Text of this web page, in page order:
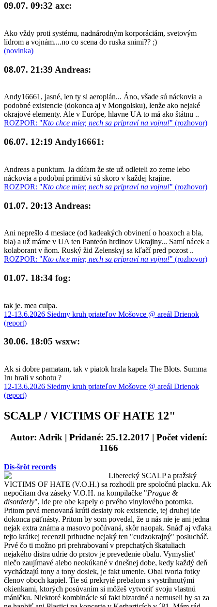
09.07. 09:32 axc:
Ako vždy proti systému, nadnárodným korporáciám, svetovým
lídrom a vojnám....no co scena do ruska snimi?? ;)
(novinka)
08.07. 21:39 Andreas:
Andy16661, jasné, len ty si aeroplán... Áno, všade sú náckovia a
podobné existencie (dokonca aj v Mongolsku), lenže ako nejaké
okrajové elementy. Ale v Európe, hlavne UA to má ako štátnu ..
ROZPOR: "Kto chce mier, nech sa pripraví na vojnu!" (rozhovor)
06.07. 12:19 Andy16661:
Andreas a punktum. Ja dúfam že ste už odleteli zo zeme lebo
náckovia a podobní primitívi sú skoro v každej krajine.
ROZPOR: "Kto chce mier, nech sa pripraví na vojnu!" (rozhovor)
01.07. 20:13 Andreas:
Ani neprešlo 4 mesiace (od kadeakých obvinení o hoaxoch a bla,
bla) a už máme v UA ten Panteón hrdinov Ukrajiny... Samí nácek a
kolaborant v ňom. Ruský žid Zelenskyj sa kľačí pred pozost ..
ROZPOR: "Kto chce mier, nech sa pripraví na vojnu!" (rozhovor)
01.07. 18:34 fog:
tak je. mea culpa.
12-13.6.2026 Siedmy kruh priateľov Mošovce @ areál Drienok
(report)
30.06. 18:05 wsxw:
Ak si dobre pamatam, tak v piatok hrala kapela The Blots. Summa
Iru hrali v sobotu ?
12-13.6.2026 Siedmy kruh priateľov Mošovce @ areál Drienok
(report)
SCALP / VICTIMS OF HATE 12"
Autor: Adrik | Pridané: 25.12.2017 | Počet videní:
1166
Dis-šröt records
Liberecký SCALP a pražský
VICTIMS OF HATE (V.O.H.) sa rozhodli pre spoločnú placku. Ak
nepočítam dva záseky V.O.H. na kompilačke "Prague &
disorderly", ide pre obe kapely o prvého vinylového potomka.
Pritom prvá menovaná krúti desiaty rok existencie, tej druhej ide
dokonca päťnásty. Pritom by som povedal, že u nás nie je ani jedna
nejak extra známa a masovo počúvaná, skôr naopak. Snáď aj vďaka
tejto krátkej recenzii pribudne nejaký ten "cudzokrajný" poslucháč.
Prvé čo ti možno pri prehrabovaní v prepchatých škatuliach
nejakého distra udrie do prstov je prevedenie obalu. Vymyslieť
niečo zaujímavé alebo neokúkané v dnešnej dobe, kedy každý deň
vychádzajú tony a tony dosiek, je fakt umenie. Obal tvoria fotky
členov oboch kapiel. Tie sú prekryté prebalom s vystrihnutými
okienkami, ktorých posúvaním si môžeš vytvoriť svoju vlastnú
máničku. Niektoré kombinácie sú fakt bizardné a nemuseli by sa za